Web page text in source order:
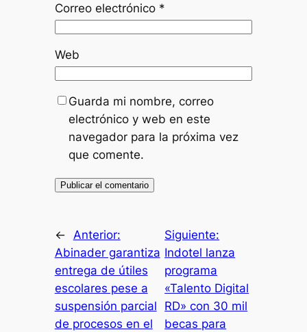
Correo electrónico *
Web
Guarda mi nombre, correo
electrónico y web en este
navegador para la próxima vez
que comente.
←
Anterior:
Abinader garantiza
entrega de útiles
escolares pese a
suspensión parcial
de procesos en el
Siguiente:
Indotel lanza
programa
«Talento Digital
RD» con 30 mil
becas para